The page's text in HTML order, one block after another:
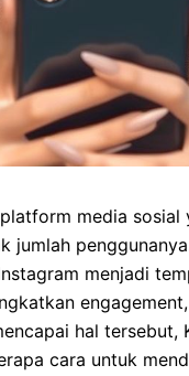
media
jumlah
menjadi
hal
cara untuk